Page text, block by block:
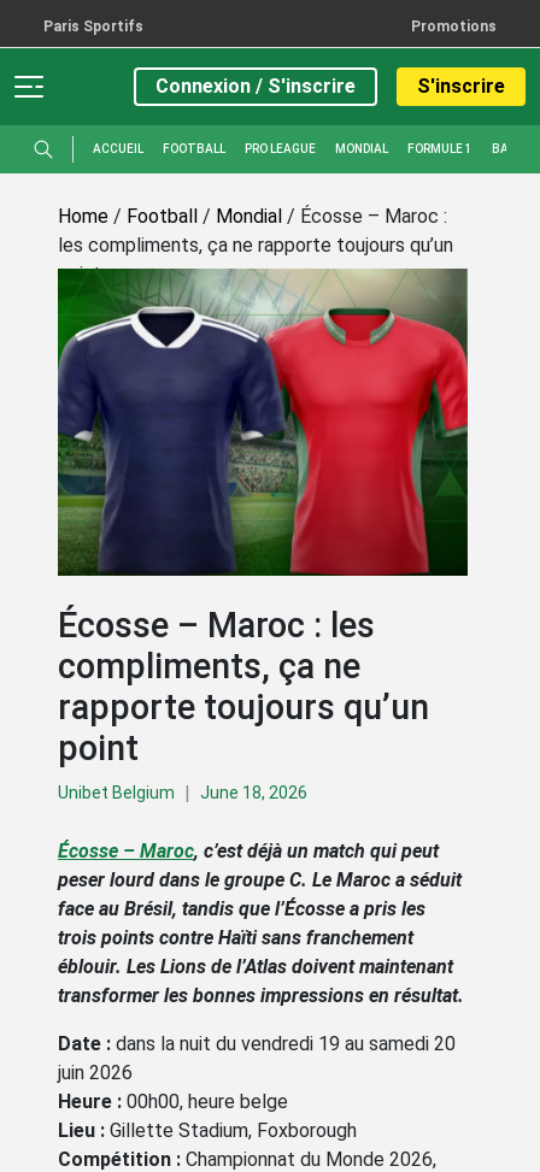
Paris Sportifs Promotions
Connexion / S'inscrire S'inscrire
ACCUEIL FOOTBALL PRO LEAGUE MONDIAL FORMULE 1 BASKET
Home / Football / Mondial / Écosse – Maroc :
les compliments, ça ne rapporte toujours qu’un
point
Écosse – Maroc : les
compliments, ça ne
rapporte toujours qu’un
point
Unibet Belgium | June 18, 2026
Écosse – Maroc, c’est déjà un match qui peut
peser lourd dans le groupe C. Le Maroc a séduit
face au Brésil, tandis que l’Écosse a pris les
trois points contre Haïti sans franchement
éblouir. Les Lions de l’Atlas doivent maintenant
transformer les bonnes impressions en résultat.
Date : dans la nuit du vendredi 19 au samedi 20
juin 2026
Heure : 00h00, heure belge
Lieu : Gillette Stadium, Foxborough
Compétition : Championnat du Monde 2026,